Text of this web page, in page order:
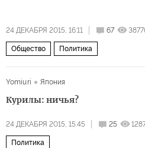
24 ДЕКАБРЯ 2015, 16:11 67
Общество Политика
Yomiuri Япония
Курилы: ничья?
24 ДЕКАБРЯ 2015, 15:45 25
Политика